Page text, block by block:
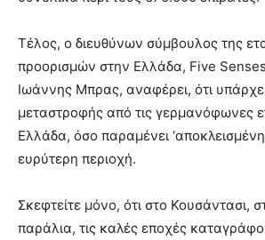
Τέλος, ο διευθύνων σύμβουλος της
προορισμών στην Ελλάδα, Five
Ιωάννης Μπρας, αναφέρει, ότι
μεταστροφής από τις γερμανόφωνες
Ελλάδα, όσο παραμένει
ευρύτερη περιοχή.
Σκεφτείτε μόνο, ότι στο Κουσάντασι,
παράλια, τις καλές εποχές